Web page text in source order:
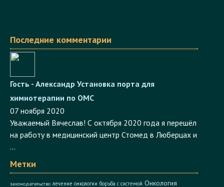
Последние комментарии
Гость - Александр Установка порта для
химиотерапии по ОМС
07 ноября 2020
Уважаемый Вячеслав! С октября 2020 года я перешёл
на работу в медицинский центр Стомед в Люберцах и
...
Метки